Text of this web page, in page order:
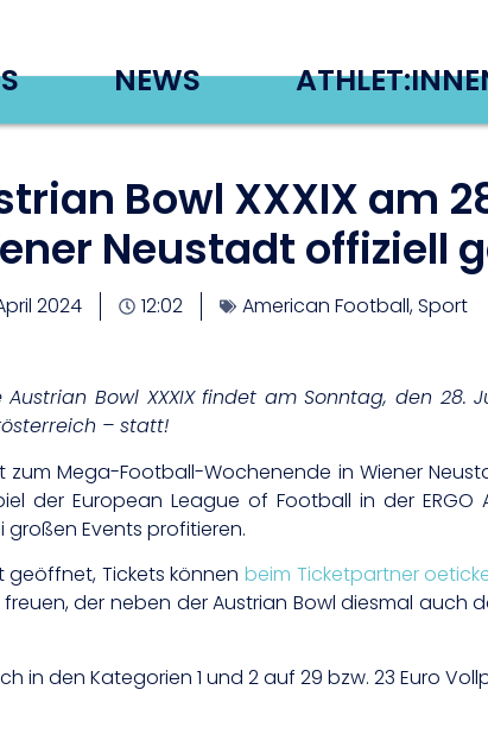
NEWS
Bowl XXXIX am
Neustadt offiziell
2024 12:02 American Football,Sport
Bowl XXXIX findet am Sonntag, den 28.
– statt!
Mega-Football-Wochenende in Wiener
der European League of Football in der
Events profitieren.
geöffnet, Tickets könnenbeim Ticketpartner
der neben der Austrian Bowl diesmal auch
in den Kategorien 1 und 2 auf 29 bzw. 23 Euro